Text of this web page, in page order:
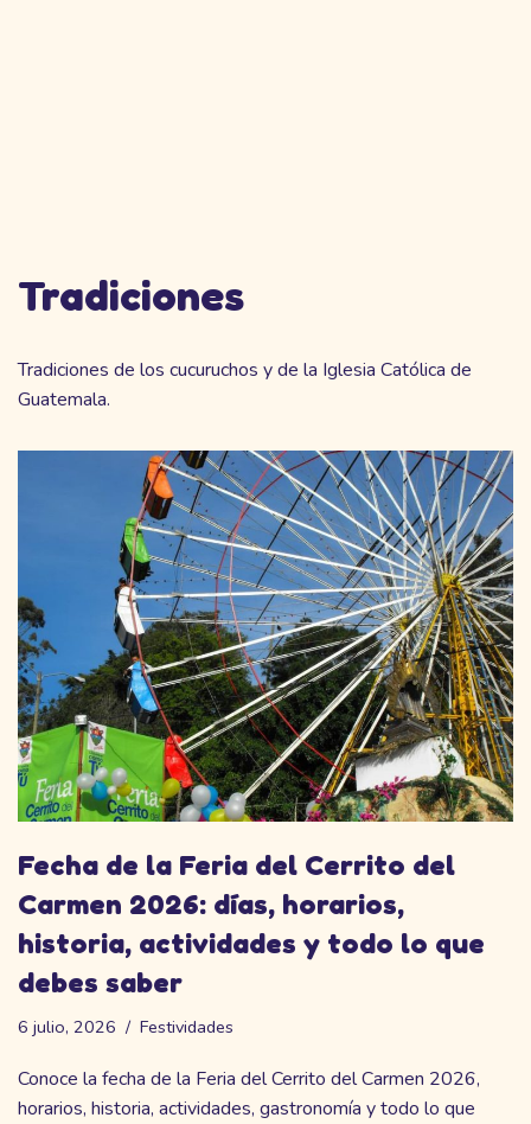
Tradiciones
Tradiciones de los cucuruchos y de la Iglesia Católica de
Guatemala.
Fecha de la Feria del Cerrito del
Carmen 2026: días, horarios,
historia, actividades y todo lo que
debes saber
6 julio, 2026 Festividades
Conoce la fecha de la Feria del Cerrito del Carmen 2026,
horarios, historia, actividades, gastronomía y todo lo que